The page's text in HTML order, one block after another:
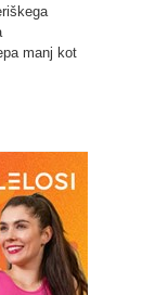
manj kot